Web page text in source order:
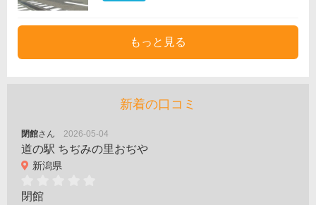
もっと見る
新着の口コミ
閉館さん 2026-05-04
道の駅 ちぢみの里おぢや
新潟県
閉館